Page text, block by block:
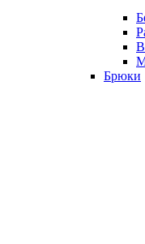
Брюки